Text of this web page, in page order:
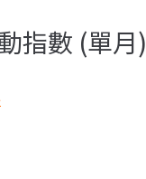
指數 (單月)